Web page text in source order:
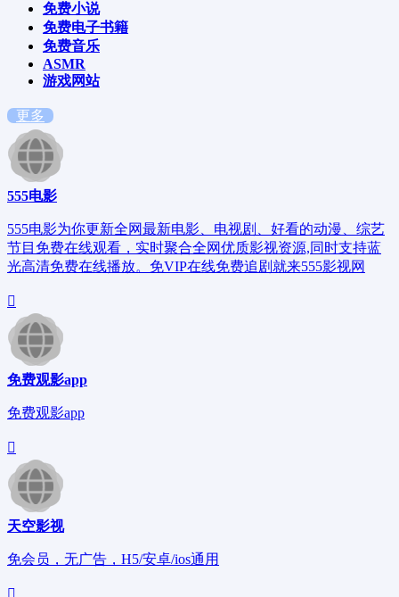
免费小说
免费电子书籍
免费音乐
ASMR
游戏网站
更多
555电影
555电影为你更新全网最新电影、电视剧、好看的动漫、综艺
节目免费在线观看，实时聚合全网优质影视资源,同时支持蓝
光高清免费在线播放。免VIP在线免费追剧就来555影视网
免费观影app
免费观影app
天空影视
免会员，无广告，H5/安卓/ios通用